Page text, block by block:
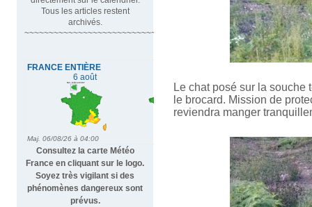
Tous les articles restent
archivés.
~~~~~~~~~~~~~~~~~~~~~~~~~~~~~~~~~
Consultez la carte Météo
France en cliquant sur le logo.
Soyez très vigilant si des
phénomènes dangereux sont
prévus.
Le chat posé sur la souche
le brocard. Mission de
reviendra manger